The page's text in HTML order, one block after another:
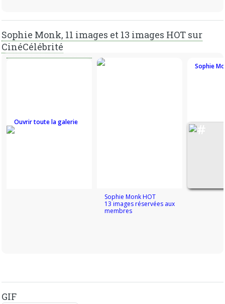
Sophie Monk, 11 images et 13 images HOT sur
CinéCélébrité
Ouvrir toute la galerie
Sophie Monk HOT
13 images réservées aux
membres
Sophie
GIF